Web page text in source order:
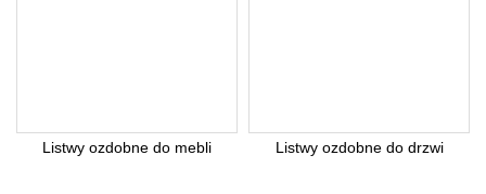
Listwy ozdobne do mebli Listwy ozdobne do drzwi